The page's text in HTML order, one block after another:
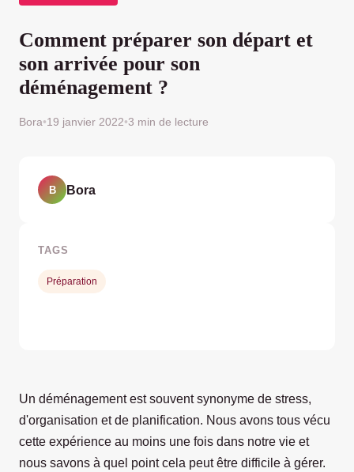
Comment préparer son départ et
son arrivée pour son
déménagement ?
Bora•19 janvier 2022•3 min de lecture
Un déménagement est souvent synonyme de stress,
d'organisation et de planification. Nous avons tous vécu
cette expérience au moins une fois dans notre vie et
nous savons à quel point cela peut être difficile à gérer.
B Bora
TAGS
Préparation